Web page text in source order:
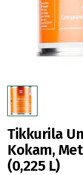
Tikkurila
Kokam,
(0,225 L)